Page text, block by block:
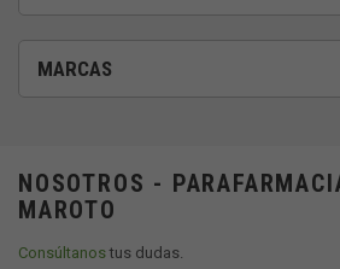
MARCAS
NOSOTROS -
MAROTO
Consúltanostus dudas.